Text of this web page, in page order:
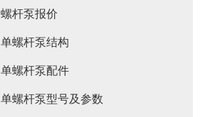
螺杆泵报价
单螺杆泵结构
单螺杆泵配件
单螺杆泵型号及参数